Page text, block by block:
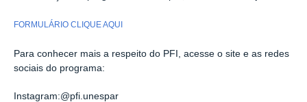
FORMULÁRIO CLIQUE AQUI
Para conhecer mais a respeito do PFI, acesse o site e as redes
sociais do programa:
Instagram:@pfi.unespar